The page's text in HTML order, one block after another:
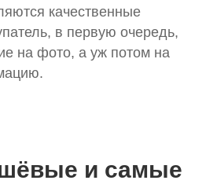
качественные
в первую очередь,
на фото, а уж потом на
и самые